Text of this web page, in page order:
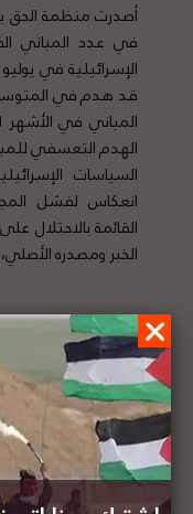
أصدرت منظمة الحق
في عدد المباني
قد هدم في
المباني في الأشهر
الهدم التعسفي
السياسات
انعكاس لفشل
القائمة بالاحتلال
الخبر ومصدره الأصلي،
منظمة السلام